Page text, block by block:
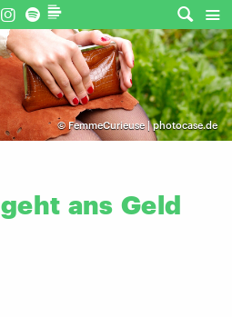
©FemmeCurieuse | photocase.de
geht ans Geld